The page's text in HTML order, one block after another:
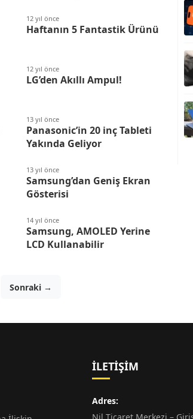
12 yıl önce
Haftanın 5 Fantastik Ürünü
12 yıl önce
LG’den Akıllı Ampul!
13 yıl önce
Panasonic’in 20 inç Tableti
Yakında Geliyor
13 yıl önce
Samsung’dan Geniş Ekran
Gösterisi
14 yıl önce
Samsung, AMOLED Yerine
LCD Kullanabilir
Sonraki →
İLETIŞIM
Adres: